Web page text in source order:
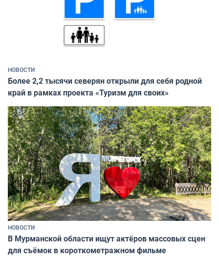
НОВОСТИ
Более 2,2 тысячи северян открыли для себя родной
край в рамках проекта «Туризм для своих»
НОВОСТИ
В Мурманской области ищут актёров массовых сцен
для съёмок в короткометражном фильме